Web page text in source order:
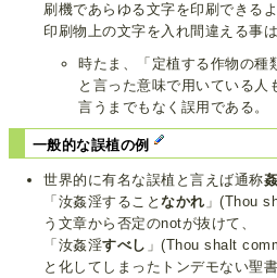
刷機であらゆる文字を印刷できる
印刷物上の文字を入れ間違える事
時たま、「定植する作物の種
と言った意味で用いている人
言うまでもなく誤用である。
一般的な誤植の例
世界的に有名な誤植と言えば通称
「汝姦淫することなかれ 」(Thou
う文章から否定のnotが抜けて、
「汝姦淫すべし 」(Thou shalt
と化してしまったトンデモない聖書